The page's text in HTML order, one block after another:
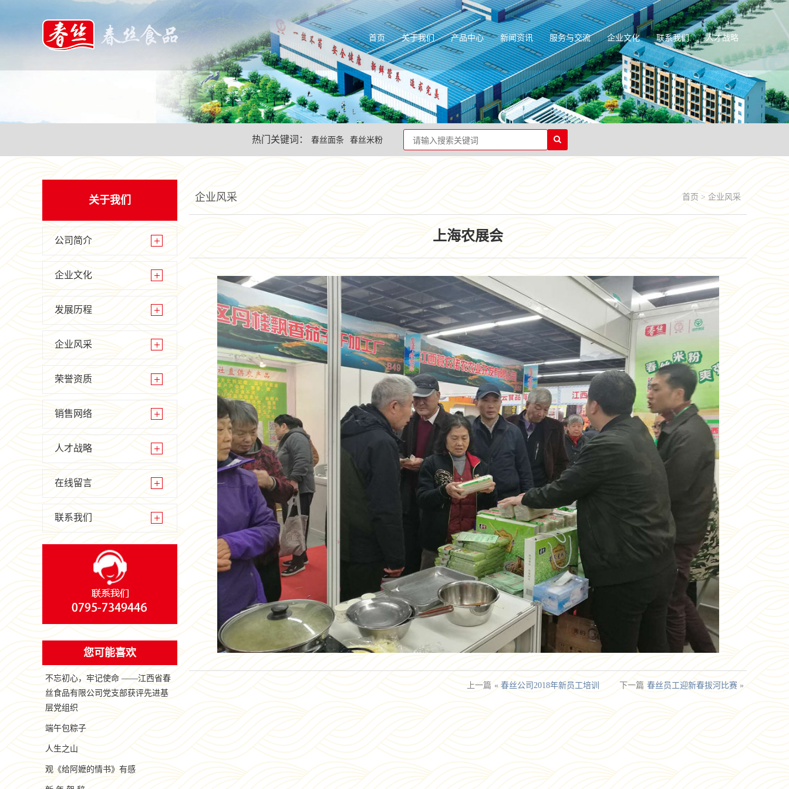
首页 关于我们 产品中心 新闻资讯 服务与交流 企业文化 联系我们 人才战略
热门关键词： 春丝面条 春丝米粉
关于我们
公司简介
企业文化
发展历程
企业风采
荣誉资质
销售网络
人才战略
在线留言
联系我们
您可能喜欢
不忘初心，牢记使命 ——江西省春
丝食品有限公司党支部获评先进基
层党组织
端午包粽子
人生之山
观《给阿嬷的情书》有感
企业风采 首页 > 企业风采
上海农展会
上一篇 « 春丝公司2018年新员工培训 下一篇 春丝员工迎新春拔河比赛 »